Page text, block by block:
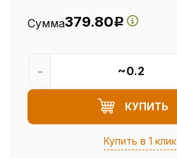
Сумма379.80Р
КУПИТЬ
Купить в 1 клик
-